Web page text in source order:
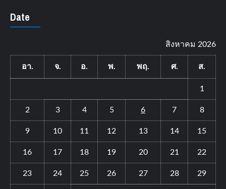
Date
สิงหาคม 2026
อา. จ. อ. พ. พฤ. ศ. ส.
1
2 3 4 5 6 7 8
9 10 11 12 13 14 15
16 17 18 19 20 21 22
23 24 25 26 27 28 29